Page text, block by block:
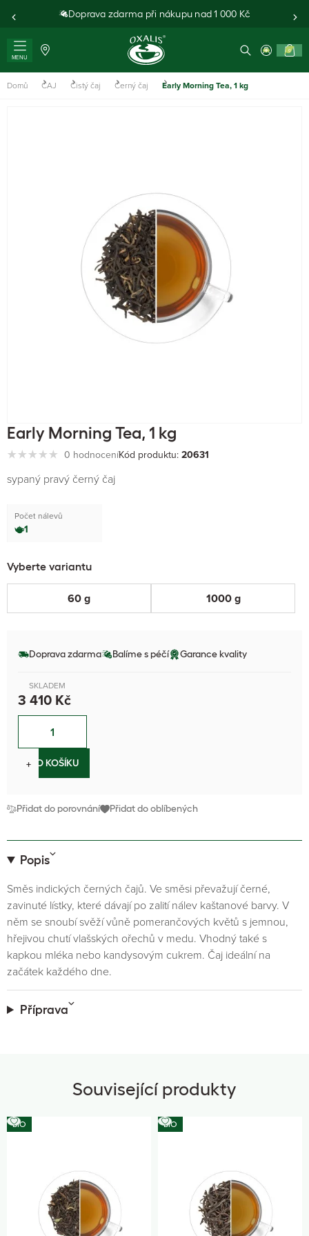
Doprava zdarma při nákupu nad 1 000 Kč
MENU
0
Domů ČAJ Čistý čaj Černý čaj Early Morning Tea, 1 kg
Early Morning Tea, 1 kg
0 hodnoceníKód produktu: 20631
sypaný pravý černý čaj
Počet nálevů
1
Vyberte variantu
60 g 1000 g
Doprava zdarma Balíme s péčí Garance kvality
SKLADEM
3 410 Kč
−
+DO KOŠÍKU
Přidat do porovnání Přidat do oblíbených
Popis
Směs indických černých čajů. Ve směsi převažují černé,
zavinuté lístky, které dávají po zalití nálev kaštanové barvy. V
něm se snoubí svěží vůně pomerančových květů s jemnou,
hřejivou chutí vlašských ořechů v medu. Vhodný také s
kapkou mléka nebo kandysovým cukrem. Čaj ideální na
začátek každého dne.
Příprava
Související produkty
BIO BIO